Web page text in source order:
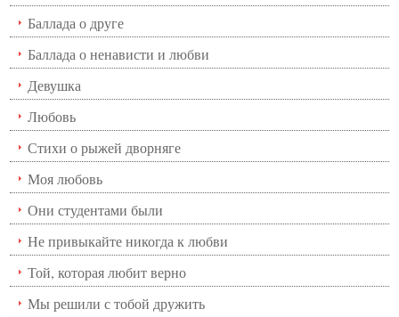
Баллада о друге
Баллада о ненависти и любви
Девушка
Любовь
Стихи о рыжей дворняге
Моя любовь
Они студентами были
Не привыкайте никогда к любви
Той, которая любит верно
Мы решили с тобой дружить